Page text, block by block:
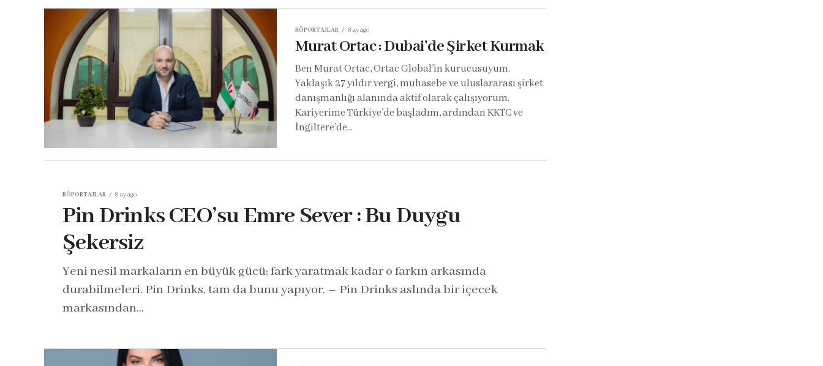
RÖPORTAJLAR 8 ay ago
Murat Ortac : Dubai’de Şirket Kurmak
Ben Murat Ortac, Ortac Global’in kurucusuyum.
Yaklaşık 27 yıldır vergi, muhasebe ve uluslararası şirket
danışmanlığı alanında aktif olarak çalışıyorum.
Kariyerime Türkiye’de başladım, ardından KKTC ve
İngiltere’de...
RÖPORTAJLAR 8 ay ago
Pin Drinks CEO’su Emre Sever : Bu Duygu
Şekersiz
Yeni nesil markaların en büyük gücü; fark yaratmak kadar o farkın arkasında
durabilmeleri. Pin Drinks, tam da bunu yapıyor. – Pin Drinks aslında bir içecek
markasından...